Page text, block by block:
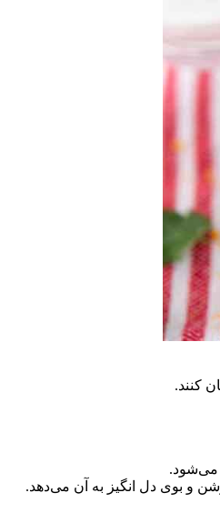
کنند.
می‌شود.
و بوی دل انگیز به آن می‌دهد.